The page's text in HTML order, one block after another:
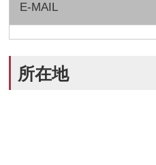
E-MAIL
所在地